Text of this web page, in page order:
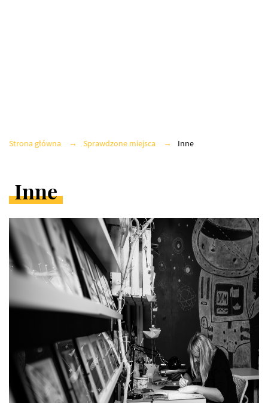
Strona główna Sprawdzone miejsca Inne
Inne
ARTYKUŁY
W
KATEGORII